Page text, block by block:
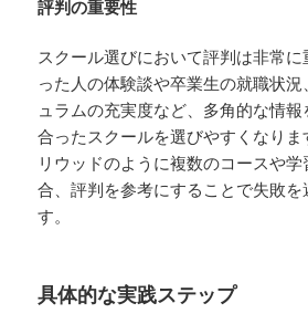
評判の重要性
スクール選びにおいて評判は非常
った人の体験談や卒業生の就職状
ュラムの充実度など、多角的な情
合ったスクールを選びやすくなり
リウッドのように複数のコースや
合、評判を参考にすることで失敗を
す。
具体的な実践ステップ